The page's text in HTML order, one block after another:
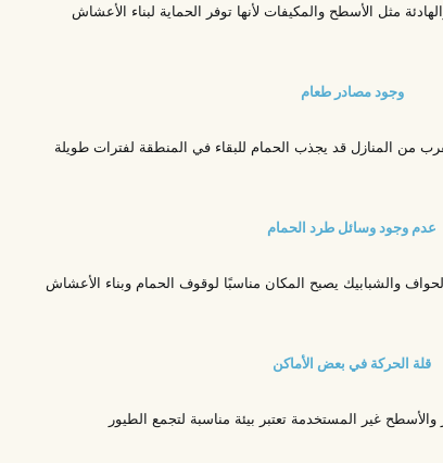
مثل الأسطح والمكيفات لأنها توفر الحماية لبناء الأعشاش
وجود مصادر طعام
من المنازل قد يجذب الحمام للبقاء في المنطقة لفترات طويلة
عدم وجود وسائل طرد الحمام
والشبابيك يصبح المكان مناسبًا لوقوف الحمام وبناء الأعشاش
قلة الحركة في بعض الأماكن
والأسطح غير المستخدمة تعتبر بيئة مناسبة لتجمع الطيور